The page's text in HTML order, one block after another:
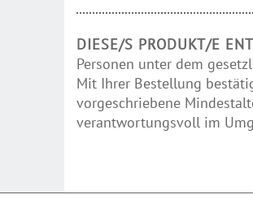
DIESE/S PRODUKT/E
Personen unter dem
Mit Ihrer Bestellung
vorgeschriebene
verantwortungsvoll im